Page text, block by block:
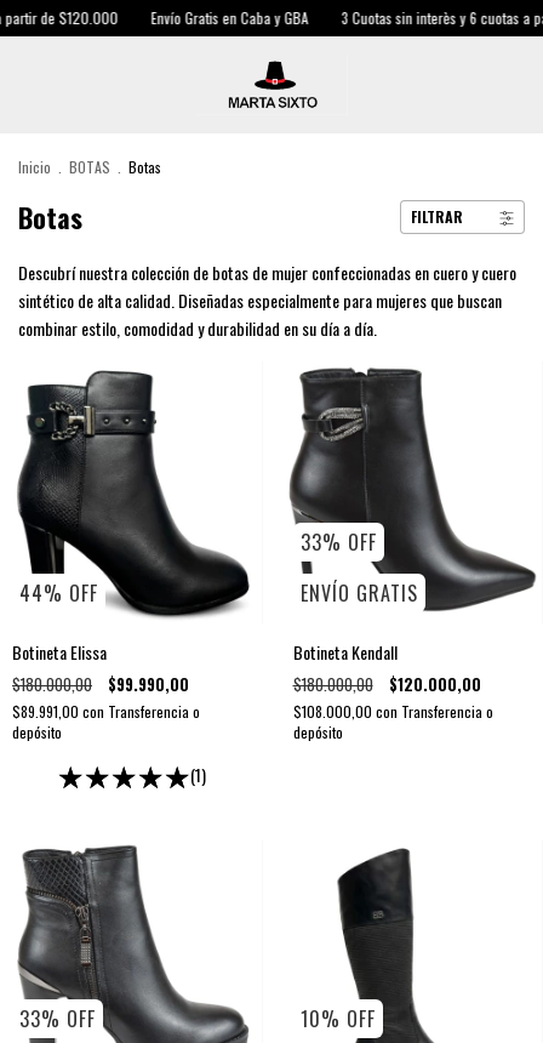
$120.000 Envío Gratis en Caba y GBA 3 Cuotas sin interès y 6 cuotas a partir
Inicio BOTAS Botas
Botas FILTRAR
Descubrí nuestra colección de botas de mujer confeccionadas en cuero y cuero
sintético de alta calidad. Diseñadas especialmente para mujeres que buscan
combinar estilo, comodidad y durabilidad en su día a día.
44% OFF
Botineta Elissa
$180.000,00 $99.990,00
$89.991,00 con Transferencia o
depósito
(1)
33% OFF
ENVÍO GRATIS
Botineta Kendall
$180.000,00 $120.000,00
$108.000,00 con Transferencia o
depósito
33% OFF
10% OFF